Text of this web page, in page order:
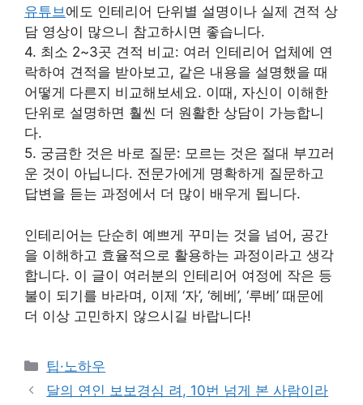
유튜브에도 인테리어 단위별 설명이나 실제 견적 상
담 영상이 많으니 참고하시면 좋습니다.
4. 최소 2~3곳 견적 비교: 여러 인테리어 업체에 연
락하여 견적을 받아보고, 같은 내용을 설명했을 때
어떻게 다른지 비교해보세요. 이때, 자신이 이해한
단위로 설명하면 훨씬 더 원활한 상담이 가능합니
다.
5. 궁금한 것은 바로 질문: 모르는 것은 절대 부끄러
운 것이 아닙니다. 전문가에게 명확하게 질문하고
답변을 듣는 과정에서 더 많이 배우게 됩니다.
인테리어는 단순히 예쁘게 꾸미는 것을 넘어, 공간
을 이해하고 효율적으로 활용하는 과정이라고 생각
합니다. 이 글이 여러분의 인테리어 여정에 작은 등
불이 되기를 바라며, 이제 ‘자’, ‘헤베’, ‘루베’ 때문에
더 이상 고민하지 않으시길 바랍니다!
Categories
팁·노하우
달의 연인 보보경심 려, 10번 넘게 본 사람이라